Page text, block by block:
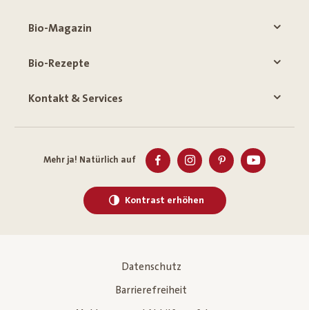
Bio-Magazin
Bio-Rezepte
Kontakt & Services
Mehr ja! Natürlich auf
Kontrast erhöhen
Datenschutz
Barrierefreiheit